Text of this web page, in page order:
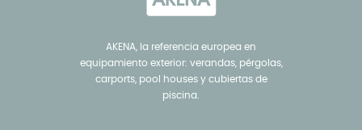
AKENA, la referencia europea en
equipamiento exterior: verandas, pérgolas,
carports, pool houses y cubiertas de
piscina.